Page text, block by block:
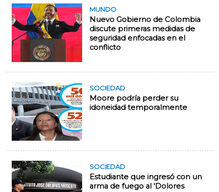
MUNDO
Nuevo Gobierno de Colombia
discute primeras medidas de
seguridad enfocadas en el
conflicto
SOCIEDAD
Moore podría perder su
idoneidad temporalmente
SOCIEDAD
Estudiante que ingresó con un
arma de fuego al 'Dolores